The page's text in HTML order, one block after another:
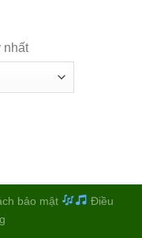
nhất
bảo mật
Điều